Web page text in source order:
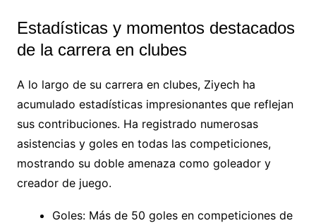
Estadísticas y momentos destacados
de la carrera en clubes
A lo largo de su carrera en clubes, Ziyech ha
acumulado estadísticas impresionantes que reflejan
sus contribuciones. Ha registrado numerosas
asistencias y goles en todas las competiciones,
mostrando su doble amenaza como goleador y
creador de juego.
Goles: Más de 50 goles en competiciones de